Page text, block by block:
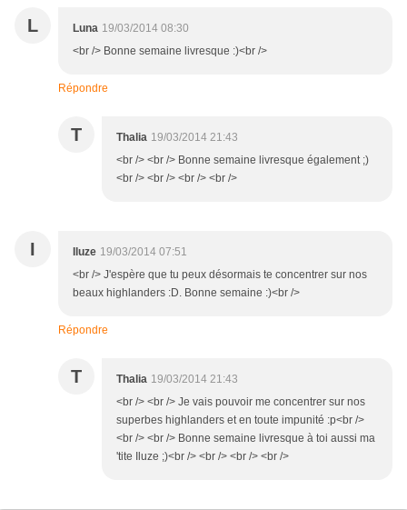
L Luna 19/03/2014 08:30
<br /> Bonne semaine livresque :)<br />
Répondre
T Thalia 19/03/2014 21:43
<br /> <br /> Bonne semaine livresque également ;)
<br /> <br /> <br /> <br />
I Iluze 19/03/2014 07:51
<br /> J'espère que tu peux désormais te concentrer sur nos
beaux highlanders :D. Bonne semaine :)<br />
Répondre
T Thalia 19/03/2014 21:43
<br /> <br /> Je vais pouvoir me concentrer sur nos
superbes highlanders et en toute impunité :p<br />
<br /> <br /> Bonne semaine livresque à toi aussi ma
'tite Iluze ;)<br /> <br /> <br /> <br />